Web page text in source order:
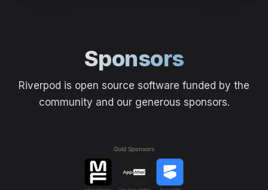
Sponsors
Riverpod is open source software funded by the
community and our generous sponsors.